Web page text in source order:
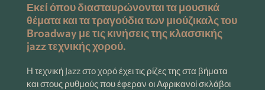
Εκεί όπου διασταυρώνονται τα μουσικά
θέματα και τα τραγούδια των μιούζικαλς του
Broadway με τις κινήσεις της κλασσικής
jazz τεχνικής χορού.
Η τεχνική Jazz στο χορό έχει τις ρίζες της στα βήματα
και στους ρυθμούς που έφεραν οι Αφρικανοί σκλάβοι